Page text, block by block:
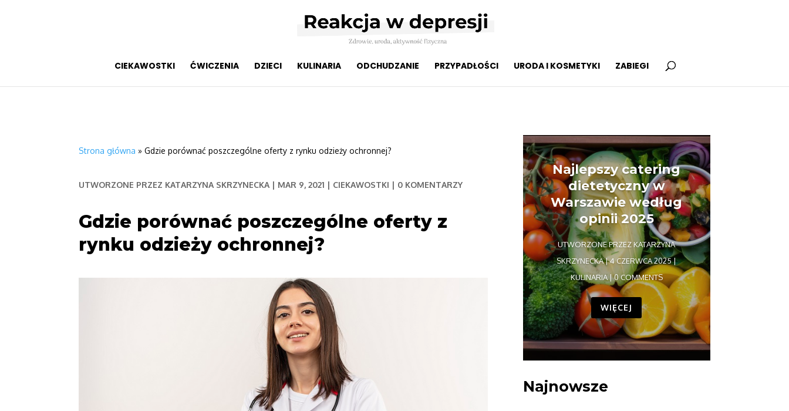
CIEKAWOSTKI ĆWICZENIA DZIECI KULINARIA ODCHUDZANIE PRZYPADŁOŚCI URODA I KOSMETYKI ZABIEGI
Strona główna »Gdzie porównać poszczególne oferty z rynku odzieży ochronnej?
UTWORZONE PRZEZ KATARZYNA SKRZYNECKA | MAR 9, 2021 | CIEKAWOSTKI | 0 KOMENTARZY
Gdzie porównać poszczególne oferty z
rynku odzieży ochronnej?
Najlepszy catering
dietetyczny w
Warszawie według
opinii 2025
UTWORZONE PRZEZKATARZYNA
SKRZYNECKA|4 CZERWCA 2025|
KULINARIA| 0 COMMENTS
WIĘCEJ
Najnowsze